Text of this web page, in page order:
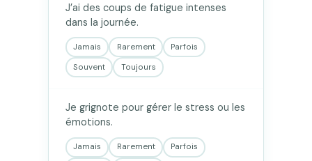
J’ai des coups de fatigue intenses
dans la journée.
Jamais Rarement
Parfois
Souvent
Toujours
Je grignote pour gérer le stress ou les
émotions.
Jamais Rarement
Parfois